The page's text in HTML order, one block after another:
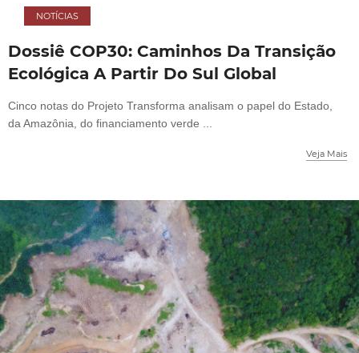
NOTÍCIAS
Dossiê COP30: Caminhos Da Transição
Ecológica A Partir Do Sul Global
Cinco notas do Projeto Transforma analisam o papel do Estado,
da Amazônia, do financiamento verde ...
Veja Mais